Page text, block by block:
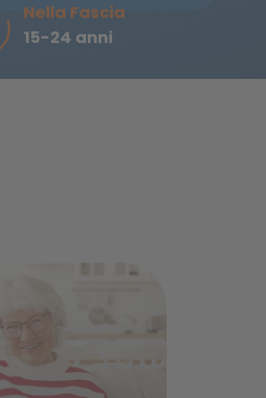
Nella Fascia
15-24 anni